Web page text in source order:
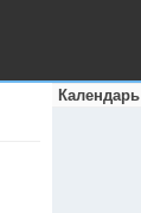
Календарь